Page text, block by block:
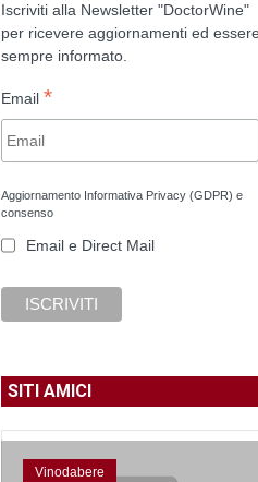
Iscriviti alla Newsletter "DoctorWine"
per ricevere aggiornamenti ed
sempre informato.
Email *
Aggiornamento Informativa Privacy (GDPR) e
consenso
Email e Direct Mail
SITI AMICI
Vinodabere